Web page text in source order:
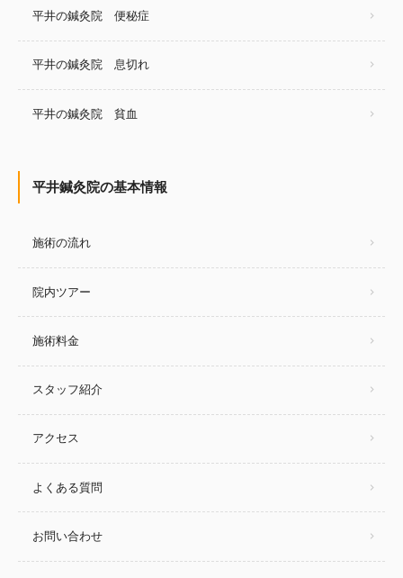
平井の鍼灸院 便秘症
平井の鍼灸院 息切れ
平井の鍼灸院 貧血
平井鍼灸院の基本情報
施術の流れ
院内ツアー
施術料金
スタッフ紹介
アクセス
よくある質問
お問い合わせ